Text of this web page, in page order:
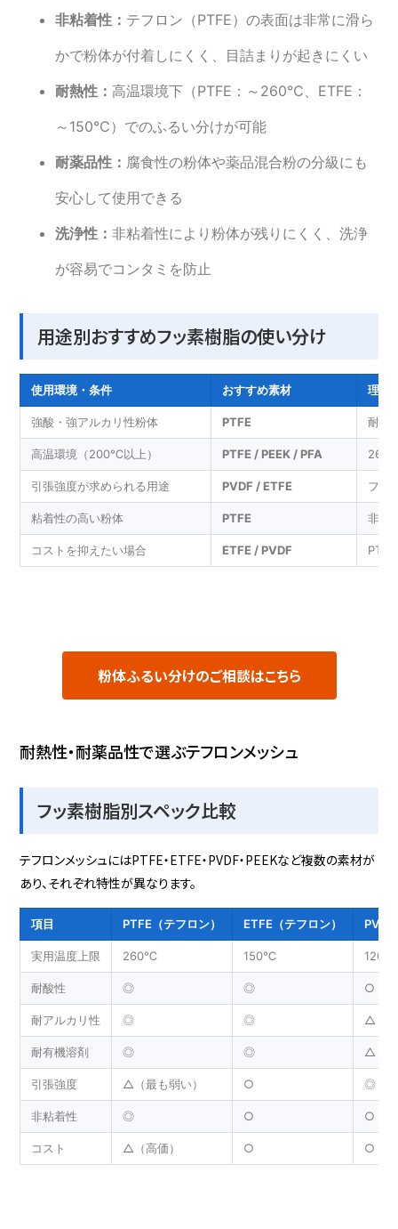
ETFEテフロン 2140 400 10
非粘着性： テフロン（PTFE）の表面は非常に滑ら
かで粉体が付着しにくく、目詰まりが起きにくい
耐熱性：高温環境下（PTFE：～260℃、ETFE：
～150℃）でのふるい分けが可能
耐薬品性： 腐食性の粉体や薬品混合粉の分級にも
安心して使用できる
洗浄性：非粘着性により粉体が残りにくく、洗浄
が容易でコンタミを防止
用途別おすすめフッ素樹脂の使い分け
使用環境・条件 おすすめ素材 理由
強酸・強アルカリ性粉体 PTFE 耐薬
高温環境（200℃以上） PTFE / PEEK / PFA
引張強度が求められる用途 PVDF / ETFE フッ
粘着性の高い粉体 PTFE 非粘
コストを抑えたい場合 ETFE / PVDF
粉体ふるい分けのご相談はこちら
耐熱性・耐薬品性で選ぶテフロンメッシュ
フッ素樹脂別スペック比較
テフロンメッシュにはPTFE・ETFE・PVDF・PEEKなど複数の素材が
あり、それぞれ特性が異なります。
項目 PTFE（テフロン） ETFE（テフロン） PVDF
実用温度上限 260℃ 150℃ 120℃
耐酸性 ◎ ◎ ○
耐アルカリ性 ◎ ◎ △（※
耐有機溶剤 ◎ ◎ △（※
引張強度 △（最も弱い） ○ ◎（
非粘着性 ◎ ○ ○
コスト △（高価） ○ ○